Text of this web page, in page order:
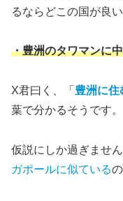
るならどこの国が良
・豊洲のタワマンに
X君曰く、「 豊洲に住
葉で分かるそうです。
仮説にしか過ぎません
ガポールに似ている